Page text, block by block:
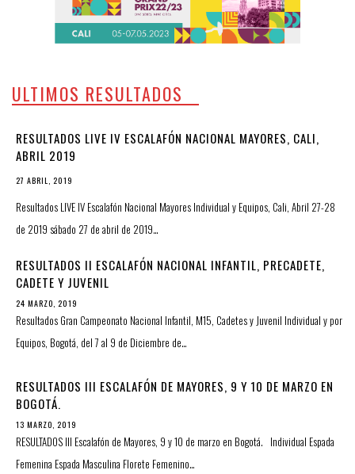
ULTIMOS RESULTADOS
RESULTADOS LIVE IV ESCALAFÓN NACIONAL MAYORES, CALI,
ABRIL 2019
27 ABRIL, 2019
Resultados LIVE IV Escalafón Nacional Mayores Individual y Equipos, Cali, Abril 27-28
de 2019 sábado 27 de abril de 2019…
RESULTADOS II ESCALAFÓN NACIONAL INFANTIL, PRECADETE,
CADETE Y JUVENIL
24 MARZO, 2019
Resultados Gran Campeonato Nacional Infantil, M15, Cadetes y Juvenil Individual y por
Equipos, Bogotá, del 7 al 9 de Diciembre de…
RESULTADOS III ESCALAFÓN DE MAYORES, 9 Y 10 DE MARZO EN
BOGOTÁ.
13 MARZO, 2019
RESULTADOS III Escalafón de Mayores, 9 y 10 de marzo en Bogotá. Individual Espada
Femenina Espada Masculina Florete Femenino…